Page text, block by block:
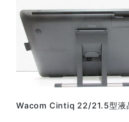
Wacom Cintiq 22/21.5型液